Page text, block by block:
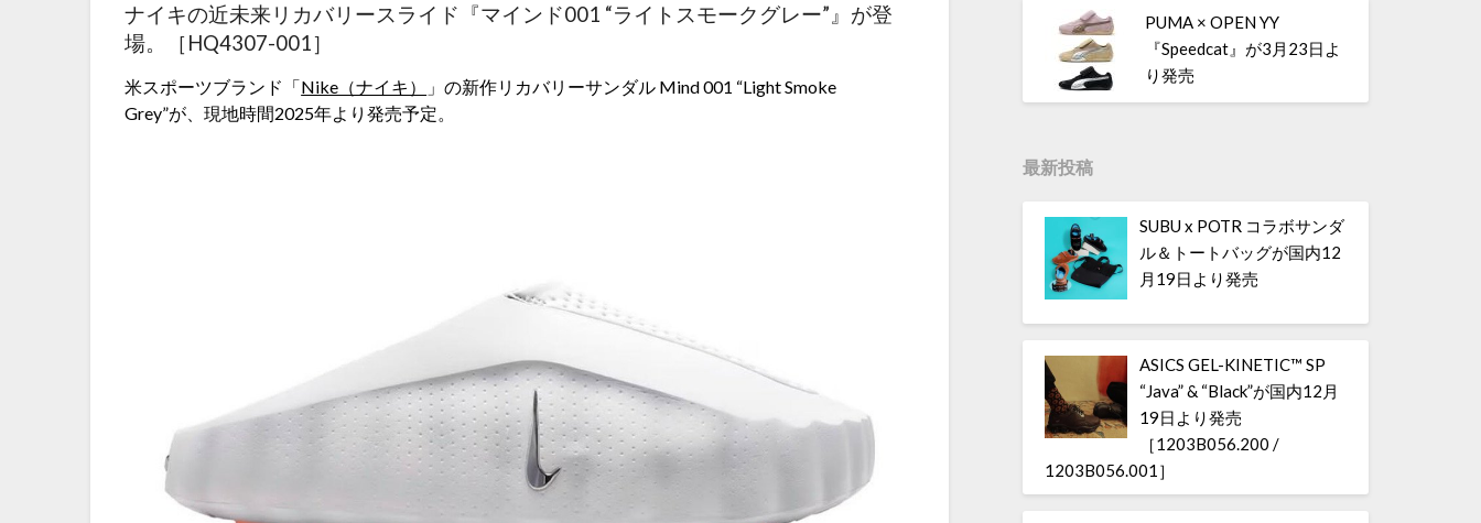
ナイキの近未来リカバリースライド『マインド001 “ライトスモークグレー”』が登
場。［HQ4307-001］
米スポーツブランド「Nike（ナイキ）
」の新作リカバリーサンダル Mind 001 “Light Smoke
Grey”が、現地時間2025年より発売予定。
PUMA × OPEN YY
『Speedcat』が3月23日よ
り発売
最新投稿
SUBU x POTR コラボサンダ
ル＆トートバッグが国内12
月19日より発売
ASICS GEL-KINETIC™ SP
“Java” & “Black”が国内12月
19日より発売
［1203B056.200 /
1203B056.001］